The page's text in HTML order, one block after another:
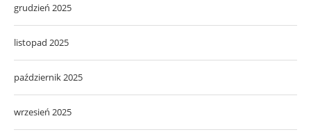
grudzień 2025
listopad 2025
październik 2025
wrzesień 2025